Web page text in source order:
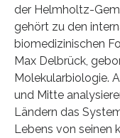
der Helmholtz-
gehört zu den
biomedizinischen
Max Delbrück,
Molekularbiologie.
und Mitte
Ländern das
Lebens von seinen